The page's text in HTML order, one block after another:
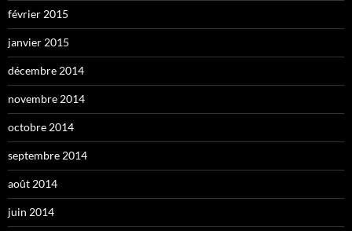
février 2015
janvier 2015
décembre 2014
novembre 2014
octobre 2014
septembre 2014
août 2014
juin 2014